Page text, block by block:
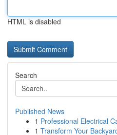
HTML is disabled
Search
Published News
1 Professional Electrical
1 Transform Your